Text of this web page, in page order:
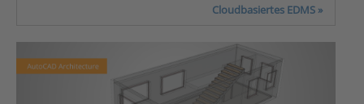
Cloudbasiertes EDMS »